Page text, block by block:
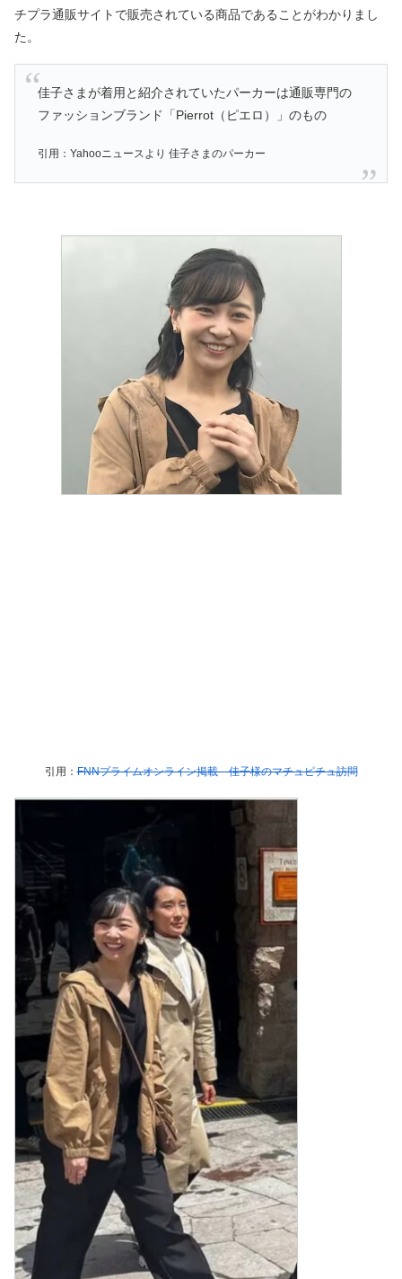
チプラ通販サイトで販売されている商品であることがわかりまし
た。
佳子さまが着用と紹介されていたパーカーは通販専門の
ファッションブランド「Pierrot（ピエロ）」のもの
引用：Yahooニュースより 佳子さまのパーカー
引用：FNNプライムオンライン掲載 佳子様のマチュピチュ訪問